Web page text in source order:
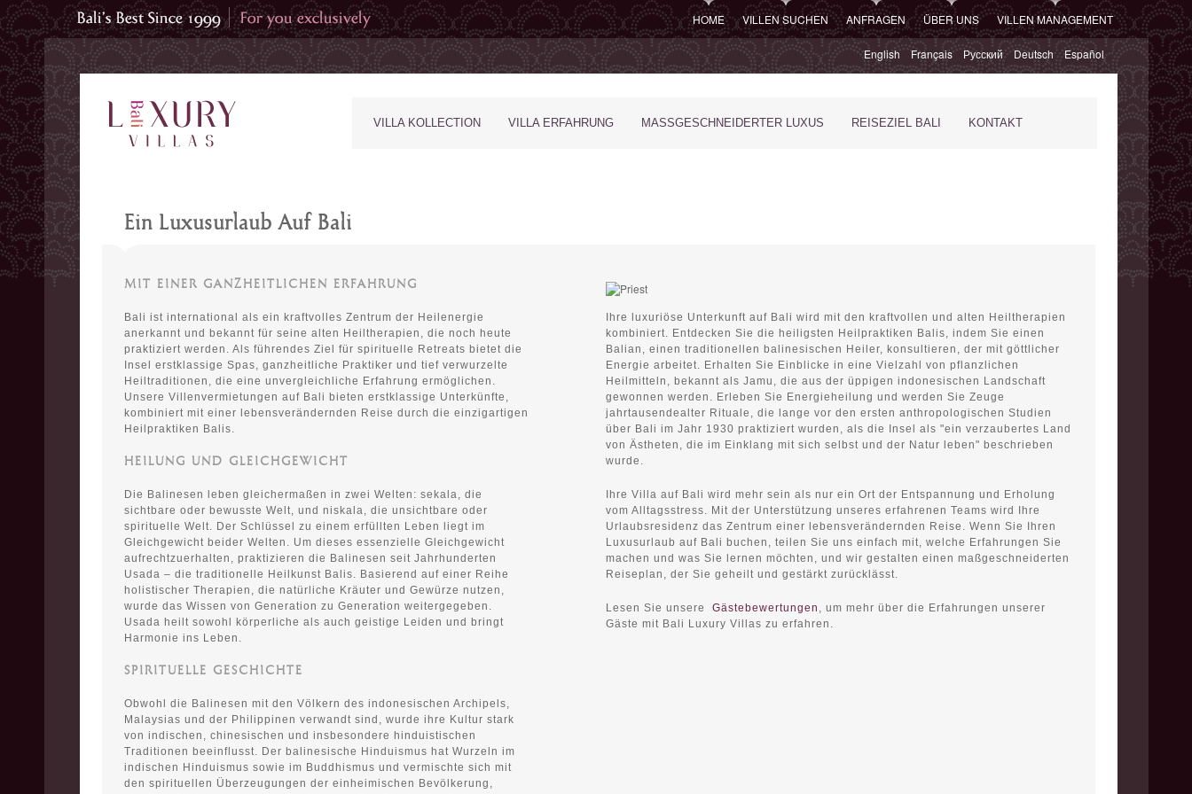
HOME VILLEN SUCHEN ANFRAGEN ÜBER UNS VILLEN MANAGEMENT
English Français Русский Deutsch Español
VILLA KOLLECTION VILLA ERFAHRUNG MASSGESCHNEIDERTER LUXUS REISEZIEL BALI KONTAKT
Ein Luxusurlaub Auf Bali
MIT EINER GANZHEITLICHEN ERFAHRUNG
Bali ist international als ein kraftvolles Zentrum der Heilenergie
anerkannt und bekannt für seine alten Heiltherapien, die noch heute
praktiziert werden. Als führendes Ziel für spirituelle Retreats bietet die
Insel erstklassige Spas, ganzheitliche Praktiker und tief verwurzelte
Heiltraditionen, die eine unvergleichliche Erfahrung ermöglichen.
Unsere Villenvermietungen auf Bali bieten erstklassige Unterkünfte,
kombiniert mit einer lebensverändernden Reise durch die einzigartigen
Heilpraktiken Balis.
HEILUNG UND GLEICHGEWICHT
Die Balinesen leben gleichermaßen in zwei Welten: sekala, die
sichtbare oder bewusste Welt, und niskala, die unsichtbare oder
spirituelle Welt. Der Schlüssel zu einem erfüllten Leben liegt im
Gleichgewicht beider Welten. Um dieses essenzielle Gleichgewicht
aufrechtzuerhalten, praktizieren die Balinesen seit Jahrhunderten
Usada – die traditionelle Heilkunst Balis. Basierend auf einer Reihe
holistischer Therapien, die natürliche Kräuter und Gewürze nutzen,
wurde das Wissen von Generation zu Generation weitergegeben.
Usada heilt sowohl körperliche als auch geistige Leiden und bringt
Harmonie ins Leben.
SPIRITUELLE GESCHICHTE
Obwohl die Balinesen mit den Völkern des indonesischen Archipels,
Malaysias und der Philippinen verwandt sind, wurde ihre Kultur stark
von indischen, chinesischen und insbesondere hinduistischen
Traditionen beeinflusst. Der balinesische Hinduismus hat Wurzeln im
indischen Hinduismus sowie im Buddhismus und vermischte sich mit
den spirituellen Überzeugungen der einheimischen Bevölkerung,
Ihre luxuriöse Unterkunft auf Bali wird mit den kraftvollen und alten Heiltherapien
kombiniert. Entdecken Sie die heiligsten Heilpraktiken Balis, indem Sie einen
Balian, einen traditionellen balinesischen Heiler, konsultieren, der mit göttlicher
Energie arbeitet. Erhalten Sie Einblicke in eine Vielzahl von pflanzlichen
Heilmitteln, bekannt als Jamu, die aus der üppigen indonesischen Landschaft
gewonnen werden. Erleben Sie Energieheilung und werden Sie Zeuge
jahrtausendealter Rituale, die lange vor den ersten anthropologischen Studien
über Bali im Jahr 1930 praktiziert wurden, als die Insel als "ein verzaubertes Land
von Ästheten, die im Einklang mit sich selbst und der Natur leben" beschrieben
wurde.
Ihre Villa auf Bali wird mehr sein als nur ein Ort der Entspannung und Erholung
vom Alltagsstress. Mit der Unterstützung unseres erfahrenen Teams wird Ihre
Urlaubsresidenz das Zentrum einer lebensverändernden Reise. Wenn Sie Ihren
Luxusurlaub auf Bali buchen, teilen Sie uns einfach mit, welche Erfahrungen Sie
machen und was Sie lernen möchten, und wir gestalten einen maßgeschneiderten
Reiseplan, der Sie geheilt und gestärkt zurücklässt.
Lesen Sie unsereGästebewertungen , um mehr über die Erfahrungen unserer
Gäste mit Bali Luxury Villas zu erfahren.